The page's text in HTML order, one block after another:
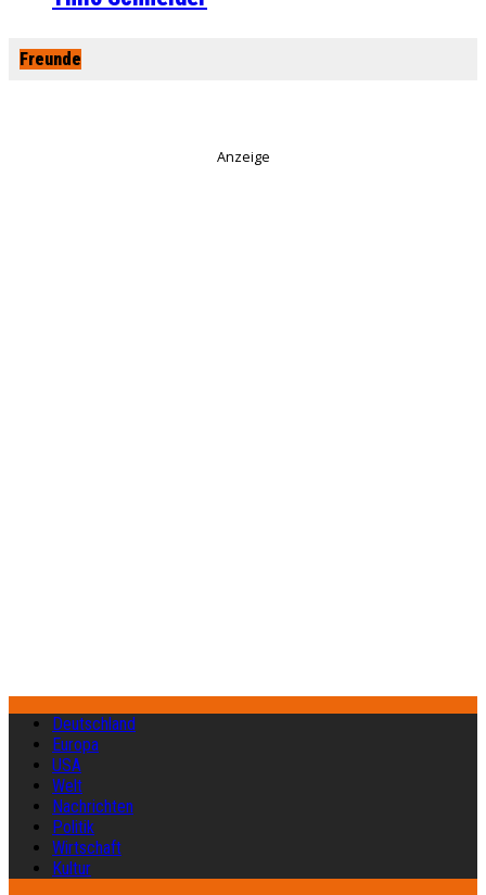
Freunde
Anzeige
Deutschland
Europa
USA
Welt
Nachrichten
Politik
Wirtschaft
Kultur